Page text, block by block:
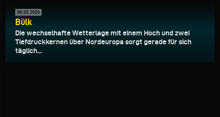
06.05.2026
Bülk
Die wechselhafte Wetterlage mit einem Hoch und zwei
Tiefdruckkernen über Nordeuropa sorgt gerade für sich
täglich...